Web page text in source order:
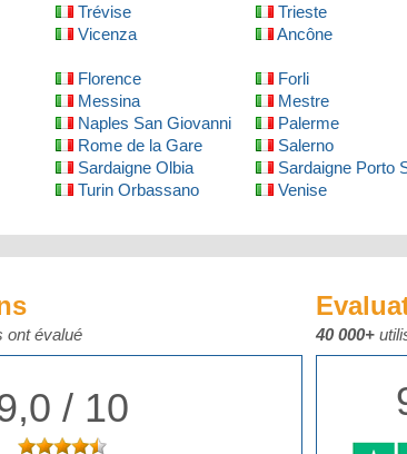
Trévise Trieste
Vicenza Ancône
Florence Forli
Messina Mestre
Naples San Giovanni Palerme
Rome de la Gare Salerno
Sardaigne Olbia Sardaigne Porto
Turin Orbassano Venise
ont évalué
/ 10
40 000+